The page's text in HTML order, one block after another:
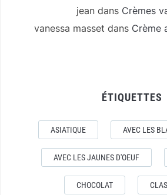
jean dans Crèmes
vanessa masset dans Crème
ÉTIQUETTES
ASIATIQUE AVEC LES
AVEC LES JAUNES D'OEUF
CHOCOLAT